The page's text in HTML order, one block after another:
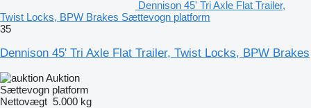
Dennison 45' Tri Axle Flat Trailer,
Twist Locks, BPW Brakes Sættevogn platform
35
Dennison 45' Tri Axle Flat Trailer, Twist Locks, BPW Brakes
Auktion
Sættevogn platform
Nettovægt 5.000 kg